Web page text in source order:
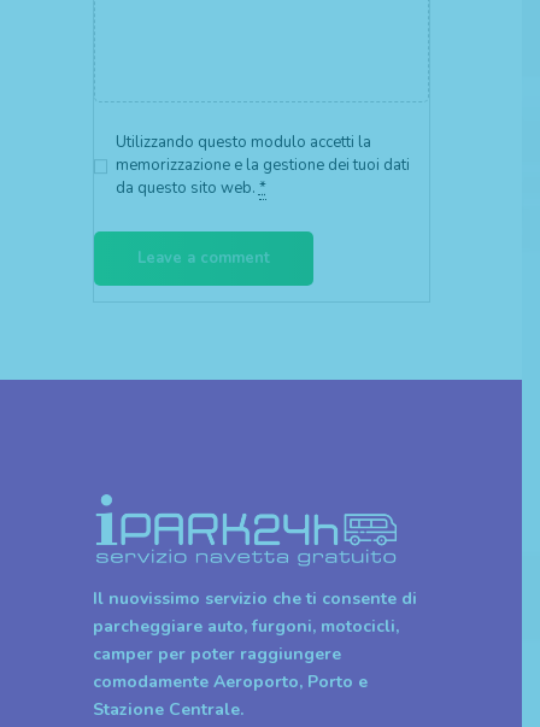
Utilizzando questo modulo accetti la
memorizzazione e la gestione dei tuoi dati
da questo sito web. *
Il nuovissimo servizio che ti consente di
parcheggiare auto, furgoni, motocicli,
camper per poter raggiungere
comodamente Aeroporto, Porto e
Stazione Centrale.